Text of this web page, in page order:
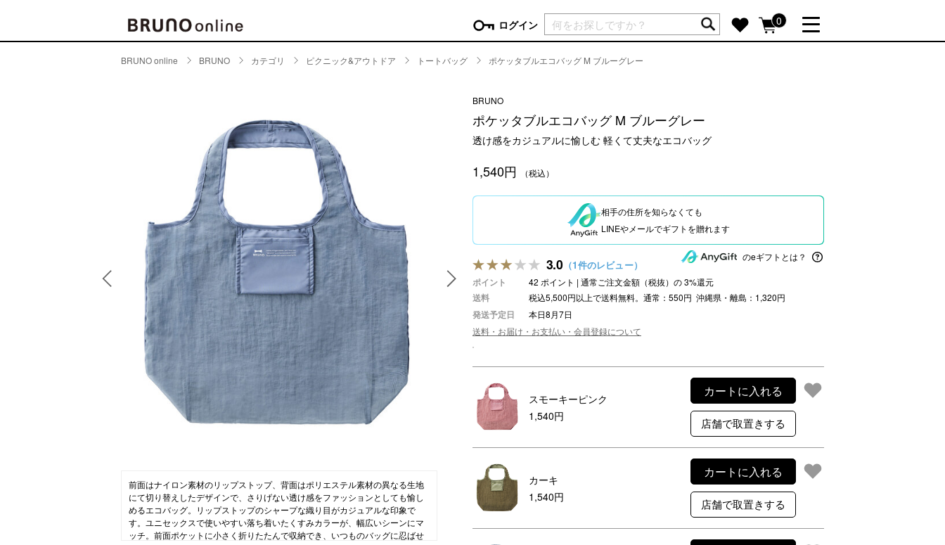
ログイン
ログイン
0
現在カートには商品が入っていません。
CONTENTS
特集一覧
ランキング
コラム
ニュース
キッチン家電
食器
キッチンツール
キッチンファブリック
インテリア
家具・収納
ピクニックアイテム
ランチボックス・弁当箱
ランチバッグ・クーラートート
水筒
その他ピクニックアイテム
more
スキンケア・フェイスケア
ヘアケア
ボディケア
アロマ
ファッション・トラベル
トラベル小物
ファッション雑貨
ベビー・キッズアイテム more
おもちゃ・トイ
ファッション
その他ベビー・キッズアイテム
出産祝い
母の日ギフト
おまとめ割引
more
SUPPORT
お問い合わせ
BRUNO online BRUNO カテゴリ ピクニック&アウトドア トートバッグ ポケッタブルエコバッグ M ブルーグレー
前面はナイロン素材のリップストップ、背面はポリエステル素材の異なる生地
にて切り替えしたデザインで、さりげない透け感をファッションとしても愉し
めるエコバッグ。リップストップのシャープな織り目がカジュアルな印象で
す。ユニセックスで使いやすい落ち着いたくすみカラーが、幅広いシーンにマ
ッチ。前面ポケットに小さく折りたたんで収納でき、いつものバッグに忍ばせ
BRUNO
ポケッタブルエコバッグ M ブルーグレー
透け感をカジュアルに愉しむ 軽くて丈夫なエコバッグ
1,540円 （税込）
相手の住所を知らなくても
LINEやメールでギフトを贈れます
のeギフトとは？
3.0 （1件のレビュー）
ポイント 42 ポイント | 通常ご注文金額（税抜）の3%還元
送料 税込5,500円以上で送料無料。通常：550円 沖縄県・離島：1,320円
発送予定日
本日8月7日
送料・お届け・お支払い・会員登録について
スモーキーピンク
1,540円
カートに入れる
カーキ
1,540円
カートに入れる